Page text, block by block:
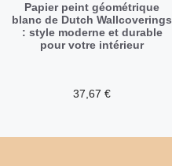
Papier peint géométrique
blanc de Dutch Wallcoverings
: style moderne et durable
pour votre intérieur
37,67 €